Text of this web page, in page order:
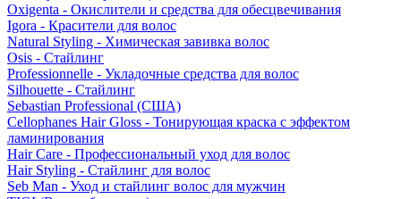
Oxigenta - Окислители и средства для обесцвечивания
Igora - Красители для волос
Natural Styling - Химическая завивка волос
Osis - Стайлинг
Professionnelle - Укладочные средства для волос
Silhouette - Стайлинг
Sebastian Professional (США)
Cellophanes Hair Gloss - Тонирующая краска с эффектом
ламинирования
Hair Care - Профессиональный уход для волос
Hair Styling - Стайлинг для волос
Seb Man - Уход и стайлинг волос для мужчин